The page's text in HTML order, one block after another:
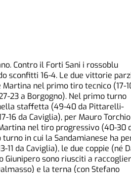
Contro il Forti Sani i rossoblu
sconfitti 16-4. Le due vittorie
nel primo tiro tecnico (17-
23 a Borgogno). Nel primo turno
staffetta (49-40 da Pittarelli-
16 da Caviglia), per Mauro
nel tiro progressivo (40-30
in cui la Sandamianese ha
da Caviglia), le due coppie (né
Giunipero sono riusciti a
e la terna (con Stefano